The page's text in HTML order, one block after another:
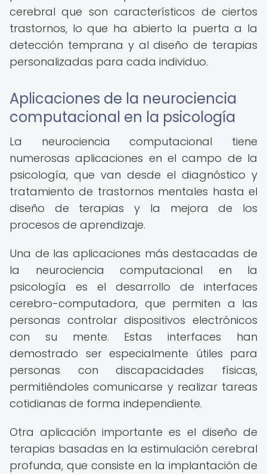
cerebral que son característicos de ciertos
trastornos, lo que ha abierto la puerta a la
detección temprana y al diseño de terapias
personalizadas para cada individuo.
Aplicaciones de la neurociencia
computacional en la psicología
La neurociencia computacional tiene
numerosas aplicaciones en el campo de la
psicología, que van desde el diagnóstico y
tratamiento de trastornos mentales hasta el
diseño de terapias y la mejora de los
procesos de aprendizaje.
Una de las aplicaciones más destacadas de
la neurociencia computacional en la
psicología es el desarrollo de interfaces
cerebro-computadora, que permiten a las
personas controlar dispositivos electrónicos
con su mente. Estas interfaces han
demostrado ser especialmente útiles para
personas con discapacidades físicas,
permitiéndoles comunicarse y realizar tareas
cotidianas de forma independiente.
Otra aplicación importante es el diseño de
terapias basadas en la estimulación cerebral
profunda, que consiste en la implantación de